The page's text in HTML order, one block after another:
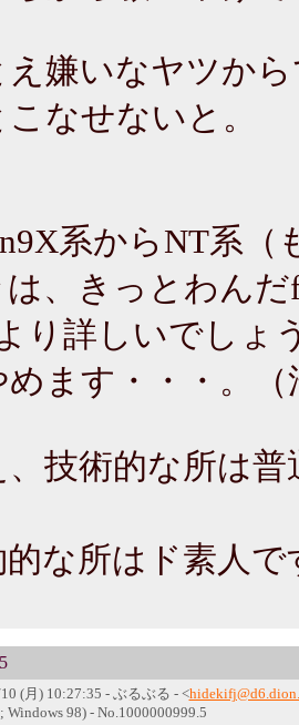
え嫌いなヤツか
なせないと。
系からNT系（
は、きっとわん
り詳しいでしょ
めます・・・。（
、技術的な所は
的な所はド素人で
(月) 10:27:35 - ぶるぶる - <
Windows 98) - No.1000000999.5